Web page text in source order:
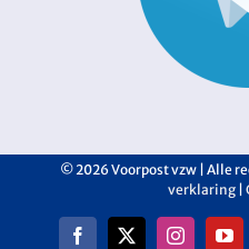
©2026 Voorpost vzw | Alle
verklaring
Facebook
X Instagram